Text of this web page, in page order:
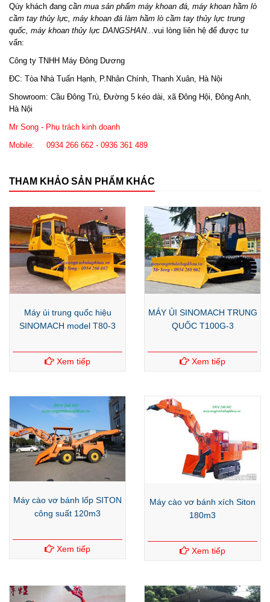
Qúy khách đang cần mua sản phẩm máy khoan đá, máy khoan hầm lò
cầm tay thủy lực, máy khoan đá làm hầm lò cầm tay thủy lực trung
quốc, máy khoan thủy lực DANGSHAN.. .vui lòng liên hệ để được tư
vấn:
Công ty TNHH Máy Đông Dương
ĐC: Tòa Nhà Tuấn Hạnh, P.Nhân Chính, Thanh Xuân, Hà Nội
Showroom: Cầu Đông Trù, Đường 5 kéo dài, xã Đông Hội, Đông Anh,
Hà Nội
Mr Song - Phụ trách kinh doanh
Mobile: 0934 266 662 - 0936 361 489
THAM KHẢO SẢN PHẨM KHÁC
Máy ủi trung quốc hiệu
SINOMACH model T80-3
Xem tiếp
MÁY ỦI SINOMACH TRUNG
QUỐC T100G-3
Xem tiếp
Máy cào vơ bánh lốp SITON
công suất 120m3
Xem tiếp
Máy cào vơ bánh xích Siton
180m3
Xem tiếp